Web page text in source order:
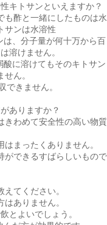
キトサンといえますか？
酢と一緒にしたものは水
サンは水溶性
、分子量が何十万から百
溶けません。
に溶けてもそのキトサン
ん。
きません。
ありますか？
わめて安全性の高い物質
まったくありません。
できるすばらしいもので
てください。
ありません。
よいでしょう。